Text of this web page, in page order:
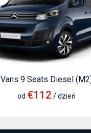
Vans 9 Seats Diesel
od €112 / dzień